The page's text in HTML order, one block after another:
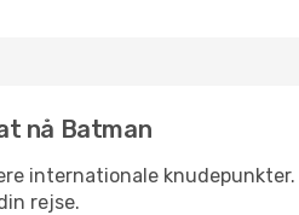
nå Batman
internationale
rejse.